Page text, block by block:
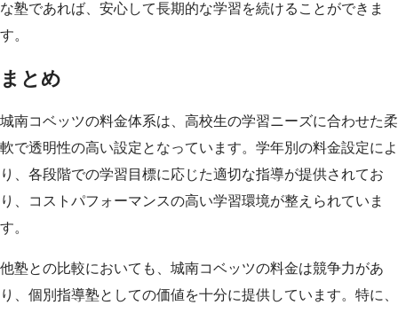
な塾であれば、安心して長期的な学習を続けることができま
す。
まとめ
城南コベッツの料金体系は、高校生の学習ニーズに合わせた柔
軟で透明性の高い設定となっています。学年別の料金設定によ
り、各段階での学習目標に応じた適切な指導が提供されてお
り、コストパフォーマンスの高い学習環境が整えられていま
す。
他塾との比較においても、城南コベッツの料金は競争力があ
り、個別指導塾としての価値を十分に提供しています。特に、